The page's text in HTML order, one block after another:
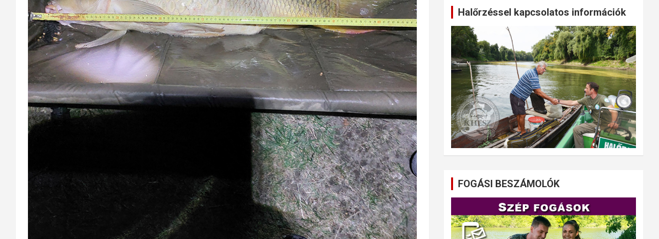
Halőrzéssel kapcsolatos információk
FOGÁSI BESZÁMOLÓK